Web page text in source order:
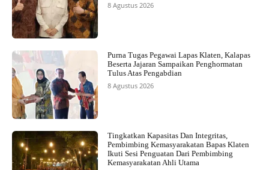
8 Agustus 2026
Purna Tugas Pegawai Lapas Klaten, Kalapas
Beserta Jajaran Sampaikan Penghormatan
Tulus Atas Pengabdian
8 Agustus 2026
Tingkatkan Kapasitas Dan Integritas,
Pembimbing Kemasyarakatan Bapas Klaten
Ikuti Sesi Penguatan Dari Pembimbing
Kemasyarakatan Ahli Utama